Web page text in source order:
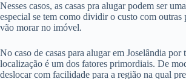
Nesses casos, as casas pra alugar podem ser
especial se tem como dividir o custo com outras
vão morar no imóvel.
No caso de casas para alugar em Joselândia por
localização é um dos fatores primordiais. De
deslocar com facilidade para a região na qual